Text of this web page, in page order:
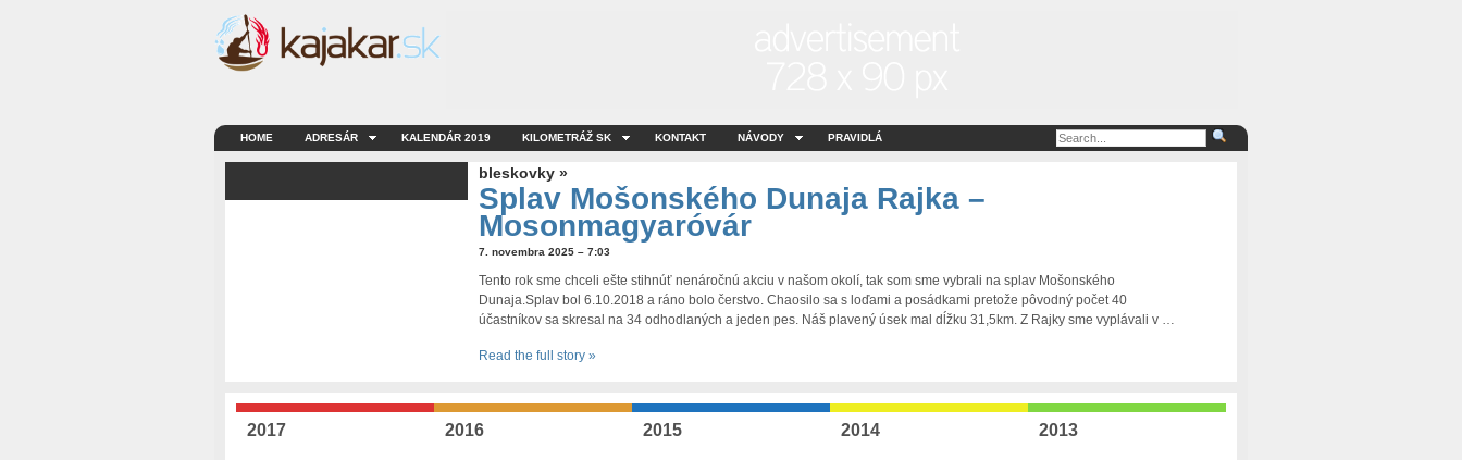
HOME ADRESÁR KALENDÁR 2019 KILOMETRÁŽ SK KONTAKT NÁVODY PRAVIDLÁ
bleskovky »
Splav Mošonského Dunaja Rajka –
Mosonmagyaróvár
7. novembra 2025 – 7:03
Tento rok sme chceli ešte stihnúť nenáročnú akciu v našom okolí, tak som sme vybrali na splav Mošonského
Dunaja.Splav bol 6.10.2018 a ráno bolo čerstvo. Chaosilo sa s loďami a posádkami pretože pôvodný počet 40
účastníkov sa skresal na 34 odhodlaných a jeden pes. Náš plavený úsek mal dĺžku 31,5km. Z Rajky sme vyplávali v …
Read the full story »
2017 2016 2015 2014 2013